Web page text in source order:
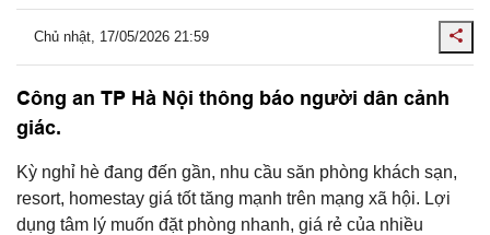
Chủ nhật, 17/05/2026 21:59
Công an TP Hà Nội thông báo người dân cảnh
giác.
Kỳ nghỉ hè đang đến gần, nhu cầu săn phòng khách sạn,
resort, homestay giá tốt tăng mạnh trên mạng xã hội. Lợi
dụng tâm lý muốn đặt phòng nhanh, giá rẻ của nhiều